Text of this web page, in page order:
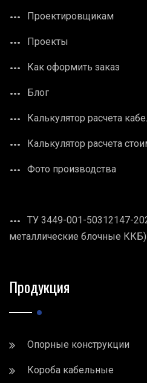
Проектировщикам
Проекты
Как оформить заказ
Блог
Калькулятор расчета
Калькулятор расчета
Фото производства
ТУ 3449-001-50312147-
металлические блочные ККБ)
Продукция
Опорные конструкции
Короба кабельные